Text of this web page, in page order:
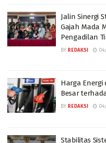
Jalin Sinergi
Gajah Mada
Pengadilan
BY REDAKSI
Harga
Besar
BY REDAKSI
Stabilitas